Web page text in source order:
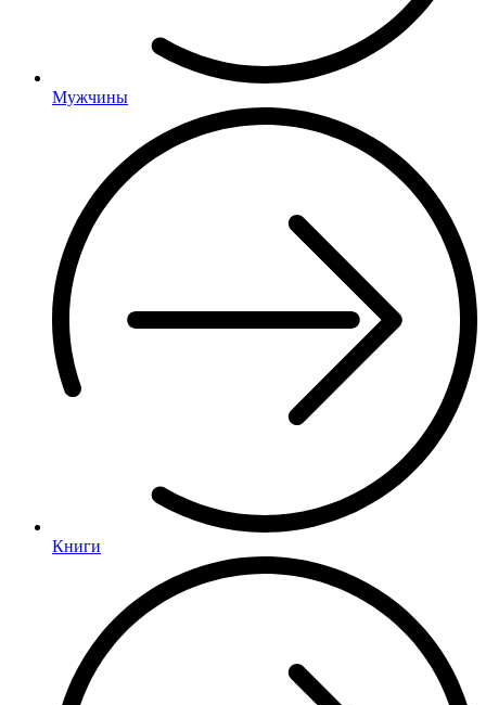
Мужчины
Книги